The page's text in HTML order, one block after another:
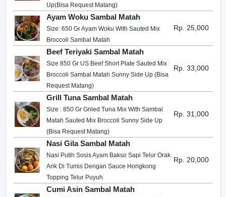
Up(Bisa Request Matang)
Ayam Woku Sambal Matah
Size: 650 Gr Ayam Woku With Sauted Mix
Broccoli Sambal Matah
Rp. 25,000
Beef Teriyaki Sambal Matah
Size 850 Gr US Beef Short Plate Sauted Mix
Broccoli Sambal Matah Sunny Side Up (Bisa
Request Matang)
Rp. 33,000
Grill Tuna Sambal Matah
Size : 850 Gr Griled Tuna Mix With Sambal
Matah Sauted Mix Broccoli Sunny Side Up
(Bisa Request Matang)
Rp. 31,000
Nasi Gila Sambal Matah
Nasi Putih Sosis Ayam Bakso Sapi Telur Orak
Arik Di Tumis Dengan Sauce Hongkong
Topping Telur Puyuh
Rp. 20,000
Cumi Asin Sambal Matah